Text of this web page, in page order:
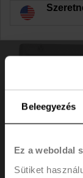
Beleegyezés
Ez a weboldal
Sütiket